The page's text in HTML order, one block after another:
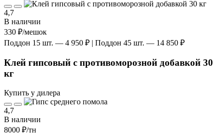
4,7
В наличии
330 ₽/мешок
Поддон 15 шт. — 4 950 ₽ | Поддон 45 шт. — 14 850 ₽
Клей гипсовый с противоморозной добавкой 30
кг
Купить у дилера
4,7
В наличии
8000 ₽/тн